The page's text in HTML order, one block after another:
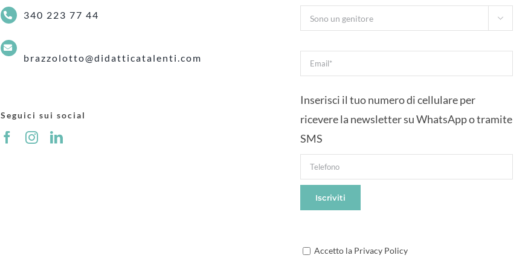
340 223 77 44
brazzolotto@didatticatalenti.com
Seguici sui social

Inserisci il tuo numero di cellulare per
ricevere la newsletter su WhatsApp o tramite
SMS
Accetto la Privacy Policy